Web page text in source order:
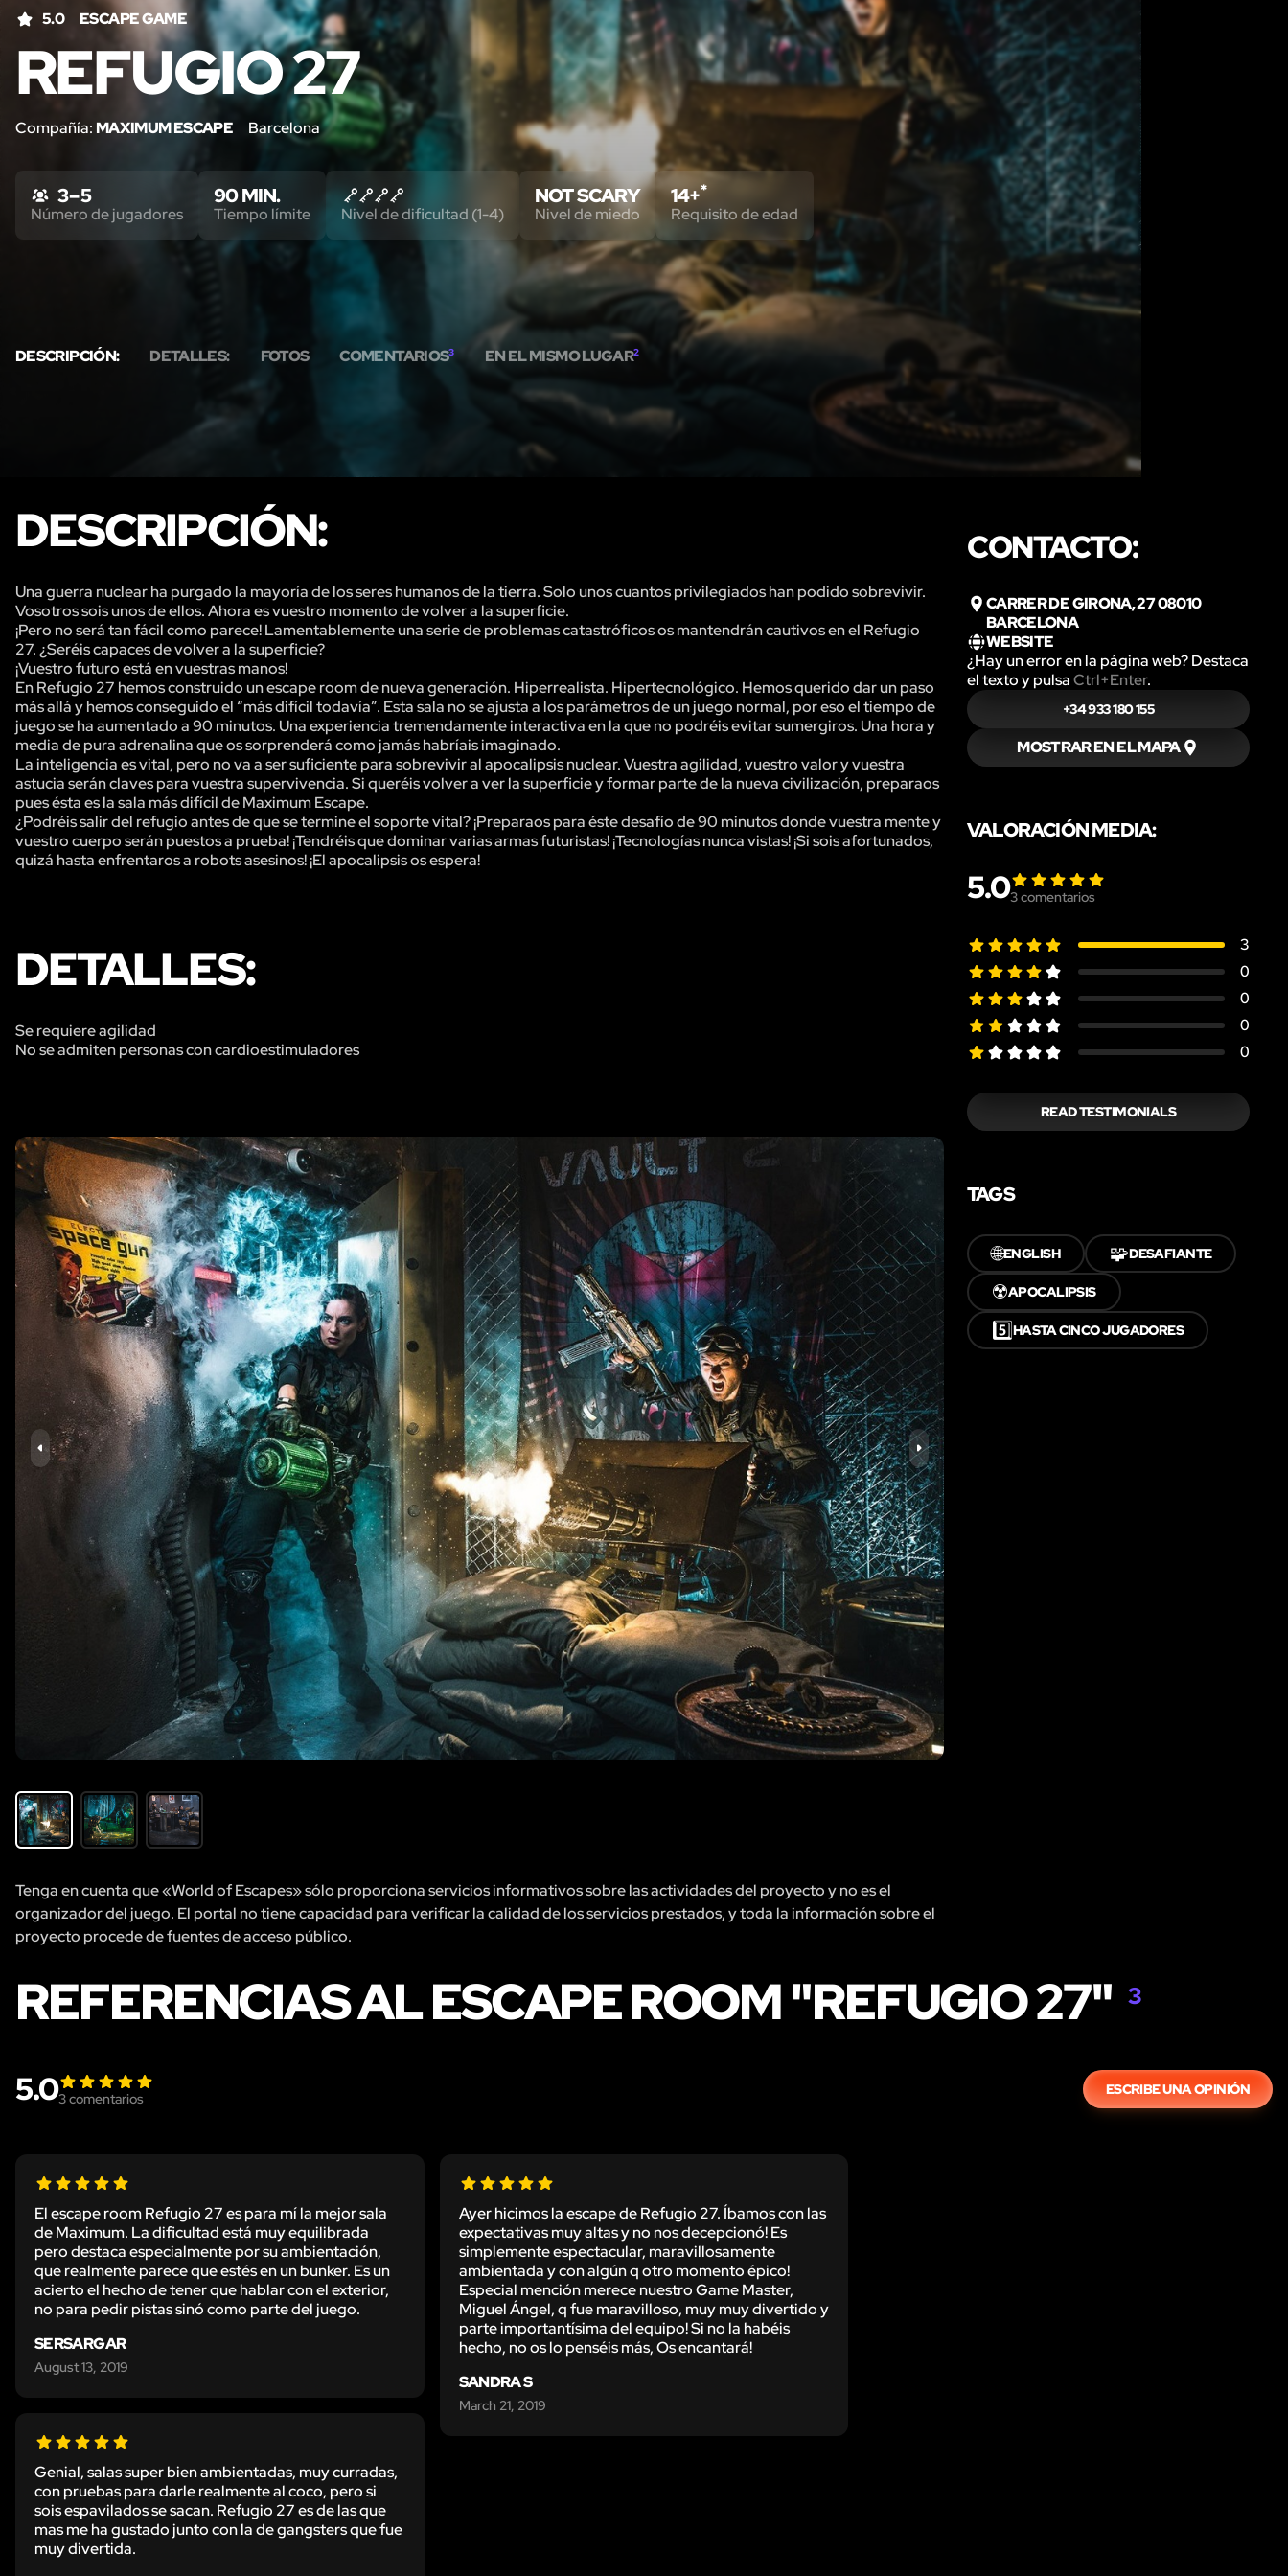
5.0 ESCAPE GAME
REFUGIO 27
Compañía: MAXIMUM ESCAPE Barcelona
DESCRIPCIÓN: DETALLES: FOTOS COMENTARIOS3 EN EL MISMO LUGAR2
3 – 5
Número de jugadores
90 MIN.
Tiempo límite Nivel de dificultad (1-4)
NOT SCARY
Nivel de miedo
14+*
Requisito de edad
DESCRIPCIÓN:
Una guerra nuclear ha purgado la mayoría de los seres humanos de la tierra. Solo unos cuantos privilegiados han podido sobrevivir.
Vosotros sois unos de ellos. Ahora es vuestro momento de volver a la superficie.
¡Pero no será tan fácil como parece! Lamentablemente una serie de problemas catastróficos os mantendrán cautivos en el Refugio
27. ¿Seréis capaces de volver a la superficie?
¡Vuestro futuro está en vuestras manos!
En Refugio 27 hemos construido un escape room de nueva generación. Hiperrealista. Hipertecnológico. Hemos querido dar un paso
más allá y hemos conseguido el “más difícil todavía”. Esta sala no se ajusta a los parámetros de un juego normal, por eso el tiempo de
juego se ha aumentado a 90 minutos. Una experiencia tremendamente interactiva en la que no podréis evitar sumergiros. Una hora y
media de pura adrenalina que os sorprenderá como jamás habríais imaginado.
La inteligencia es vital, pero no va a ser suficiente para sobrevivir al apocalipsis nuclear. Vuestra agilidad, vuestro valor y vuestra
astucia serán claves para vuestra supervivencia. Si queréis volver a ver la superficie y formar parte de la nueva civilización, preparaos
pues ésta es la sala más difícil de Maximum Escape.
¿Podréis salir del refugio antes de que se termine el soporte vital? ¡Preparaos para éste desafío de 90 minutos donde vuestra mente y
vuestro cuerpo serán puestos a prueba! ¡Tendréis que dominar varias armas futuristas! ¡Tecnologías nunca vistas! ¡Si sois afortunados,
quizá hasta enfrentaros a robots asesinos! ¡El apocalipsis os espera!
DETALLES:
Se requiere agilidad
No se admiten personas con cardioestimuladores
Tenga en cuenta que «World of Escapes» sólo proporciona servicios informativos sobre las actividades del proyecto y no es el
organizador del juego. El portal no tiene capacidad para verificar la calidad de los servicios prestados, y toda la información sobre el
proyecto procede de fuentes de acceso público.
CONTACTO:
CARRER DE GIRONA, 27 08010
BARCELONA
WEBSITE
¿Hay un error en la página web? Destaca
el texto y pulsaCtrl+Enter.
+34 933 180 155
MOSTRAR EN EL MAPA
VALORACIÓN MEDIA:
5.03comentarios
3
0
0
0
0
READ TESTIMONIALS
TAGS
🌐ENGLISH 🧩DESAFIANTE
☢️APOCALIPSIS
5️⃣HASTA CINCO JUGADORES
REFERENCIAS AL ESCAPE ROOM "REFUGIO 27" 3
5.03comentarios
ESCRIBE UNA OPINIÓN
El escape room Refugio 27 es para mí la mejor sala
de Maximum. La dificultad está muy equilibrada
pero destaca especialmente por su ambientación,
que realmente parece que estés en un bunker. Es un
acierto el hecho de tener que hablar con el exterior,
no para pedir pistas sinó como parte del juego.
SERSARGAR
August 13, 2019
Genial, salas super bien ambientadas, muy curradas,
con pruebas para darle realmente al coco, pero si
sois espavilados se sacan. Refugio 27 es de las que
mas me ha gustado junto con la de gangsters que fue
muy divertida.
Ayer hicimos la escape de Refugio 27. Íbamos con las
expectativas muy altas y no nos decepcionó! Es
simplemente espectacular, maravillosamente
ambientada y con algún q otro momento épico!
Especial mención merece nuestro Game Master,
Miguel Ángel, q fue maravilloso, muy muy divertido y
parte importantísima del equipo! Si no la habéis
hecho, no os lo penséis más, Os encantará!
SANDRA S
March 21, 2019